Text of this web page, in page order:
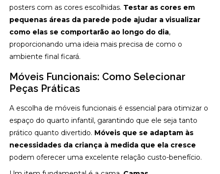
posters com as cores escolhidas. Testar as cores em
pequenas áreas da parede pode ajudar a visualizar
como elas se comportarão ao longo do dia,
proporcionando uma ideia mais precisa de como o
ambiente final ficará.
Móveis Funcionais: Como Selecionar
Peças Práticas
A escolha de móveis funcionais é essencial para otimizar o
espaço do quarto infantil, garantindo que ele seja tanto
prático quanto divertido. Móveis que se adaptam às
necessidades da criança à medida que ela cresce
podem oferecer uma excelente relação custo-benefício.